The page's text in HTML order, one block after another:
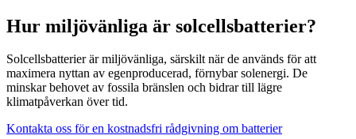
Hur miljövänliga är solcellsbatterier?
Solcellsbatterier är miljövänliga, särskilt när de används för att
maximera nyttan av egenproducerad, förnybar solenergi. De
minskar behovet av fossila bränslen och bidrar till lägre
klimatpåverkan över tid.
Kontakta oss för en kostnadsfri rådgivning om batterier